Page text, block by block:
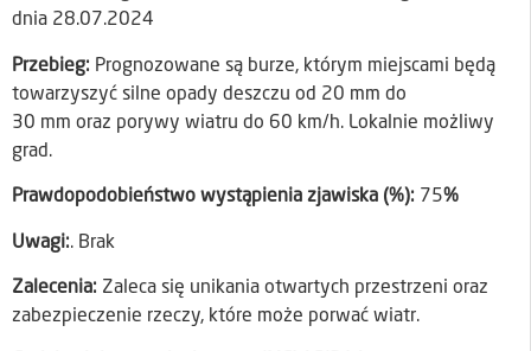
dnia 28.07.2024
Przebieg: Prognozowane są burze, którym miejscami będą
towarzyszyć silne opady deszczu od 20 mm do
30 mm oraz porywy wiatru do 60 km/h. Lokalnie możliwy
grad.
Prawdopodobieństwo wystąpienia zjawiska (%): 75%
Uwagi:. Brak
Zalecenia: Zaleca się unikania otwartych przestrzeni oraz
zabezpieczenie rzeczy, które może porwać wiatr.